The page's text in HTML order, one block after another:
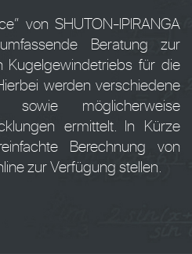
von SHUTON-IPIRANGA
Beratung zur
Kugelgewindetriebs für die
werden verschiedene
sowie möglicherweise
ermittelt. In Kürze
Berechnung von
zur Verfügung stellen.